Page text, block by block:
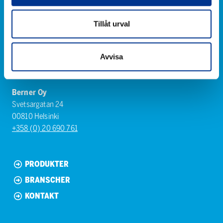
Tillåt urval
Avvisa
Berner Oy
Svetsargatan 24
00810 Helsinki
+358 (0) 20 690 761
PRODUKTER
BRANSCHER
KONTAKT